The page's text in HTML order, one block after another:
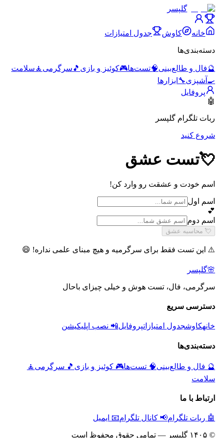
گلپسر
خانه کاوش جدول امتیازات
دسته‌بندی‌ها
🔮فال و طالع‌بینی🧠تست‌ها🎮کوئیز و بازی 🎵 سرگرمی 🧘 سلامت
🍳 آشپزی🔧 ابزارها
پروفایل
🤖
ربات تلگرام گلپسر
شروع کنید
💘تست عشق
اسم خودت و عشقت رو وارد کن!
اسم اول
💕
اسم دوم
💘 محاسبه عشق
⚠️ این تست فقط برای سرگرمیه و هیچ مبنای علمی نداره! 😄
🌸گلپسر
سرگرمی، فال، تست هوش و خیلی چیزای باحال
دسترسی سریع
خانهکاوشجدول امتیازاتپروفایل📲 نصب اپلیکیشن
دسته‌بندی‌ها
🔮 فال و طالع‌بینی🧠 تست‌ها🎮 کوئیز و بازی 🎵 سرگرمی 🧘
سلامت
ارتباط با ما
🤖 ربات تلگرام📢 کانال تلگرام📧 ایمیل
© ۱۴۰۵ گلپسر — تمامی حقوق محفوظ است